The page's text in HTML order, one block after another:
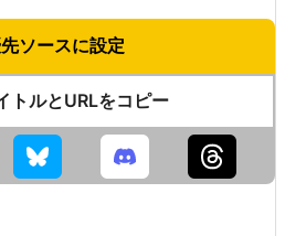
ソースに設定
トルとURLをコピー